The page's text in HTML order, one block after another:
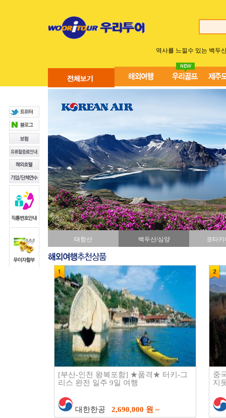
역사를 느낄수 있는 백두
태항산 백두산/심양 코타
[부산-인천 왕복포함] ★품격★ 터키-그
리스 완전 일주 9일 여행
대한한공 2,690,000 원 ~
중
지